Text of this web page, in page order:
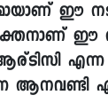
ഈ
ഈ
എന്ന
ആനവണ്ടി